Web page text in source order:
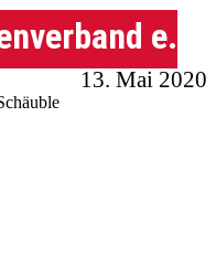
e.
13. Mai 2020